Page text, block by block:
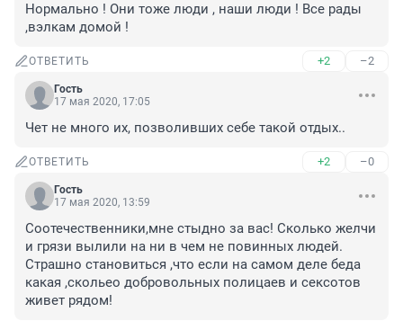
Нормально ! Они тоже люди , наши люди ! Все рады
,вэлкам домой !
ОТВЕТИТЬ +2 –2
Гость
17 мая 2020, 17:05
Чет не много их, позволивших себе такой отдых..
ОТВЕТИТЬ +2 –0
Гость
17 мая 2020, 13:59
Соотечественники,мне стыдно за вас! Сколько желчи
и грязи вылили на ни в чем не повинных людей.
Страшно становиться ,что если на самом деле беда
какая ,скольео добровольных полицаев и сексотов
живет рядом!